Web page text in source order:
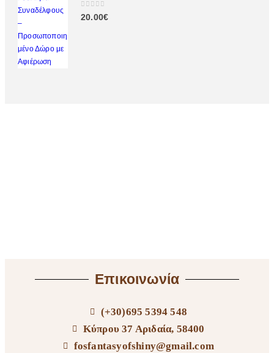
0out of 5
20.00€
Επικοινωνία
(+30)695 5394 548
Κύπρου 37 Αριδαία, 58400
fosfantasyofshiny@gmail.com